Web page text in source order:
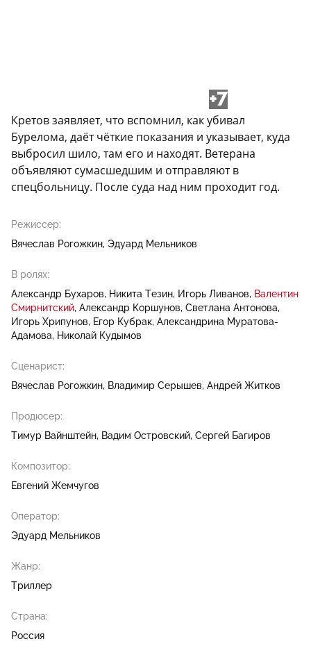
+7
Кретов заявляет, что вспомнил, как убивал
Бурелома, даёт чёткие показания и указывает, куда
выбросил шило, там его и находят. Ветерана
объявляют сумасшедшим и отправляют в
спецбольницу. После суда над ним проходит год.
Режиссер:
Вячеслав Рогожкин Эдуард Мельников
В ролях:
Александр Бухаров
Никита Тезин Игорь Ливанов
Валентин
Смирнитский Александр Коршунов Светлана Антонова
Игорь Хрипунов
Егор Кубрак Александрина Муратова-
Адамова Николай Кудымов
Сценарист:
Вячеслав Рогожкин Владимир Серышев Андрей Житков
Продюсер:
Тимур Вайнштейн Вадим Островский Сергей Багиров
Композитор:
Евгений Жемчугов
Оператор:
Эдуард Мельников
Жанр:
Триллер
Страна:
Россия